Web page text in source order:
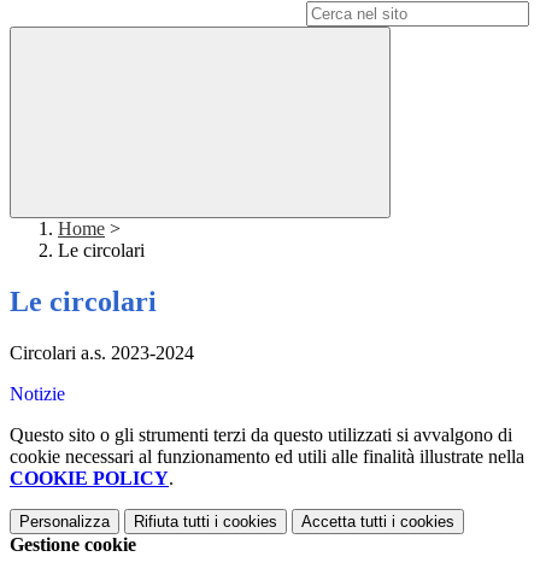
Home >
Le circolari
Le circolari
Circolari a.s. 2023-2024
Notizie
Questo sito o gli strumenti terzi da questo utilizzati si avvalgono di
cookie necessari al funzionamento ed utili alle finalità illustrate nella
COOKIE POLICY.
Personalizza Rifiuta tutti i cookies Accetta tutti i cookies
Gestione cookie